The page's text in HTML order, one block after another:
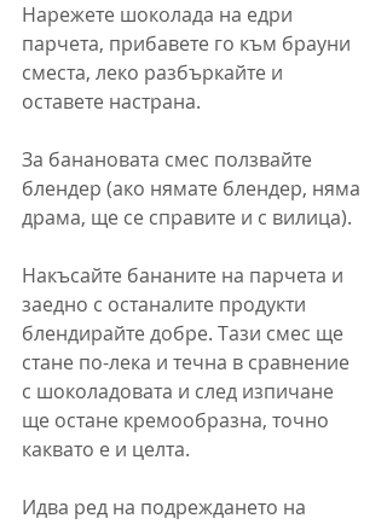
Нарежете шоколада на едри
парчета, прибавете го към брауни
сместа, леко разбъркайте и
оставете настрана.
За банановата смес ползвайте
блендер (ако нямате блендер, няма
драма, ще се справите и с вилица).
Накъсайте бананите на парчета и
заедно с останалите продукти
блендирайте добре. Тази смес ще
стане по-лека и течна в сравнение
с шоколадовата и след изпичане
ще остане кремообразна, точно
каквато е и целта.
Идва ред на подреждането на